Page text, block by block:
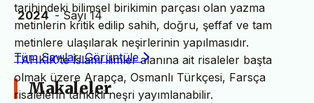
tarihindeki bilimsel birikimin parçası olan yazma
metinlerin kritik edilip sahih, doğru, şeffaf ve tam
metinlere ulaşılarak neşirlerinin yapılmasıdır.
TAHKİK’te İslami ilimler alanına ait risaleler başta
olmak üzere Arapça, Osmanlı Türkçesi, Farsça
risalelerin tahkikli neşri yayımlanabilir.
2024 - Sayı 14
Tüm Sayıları Görüntüle
Makaleler